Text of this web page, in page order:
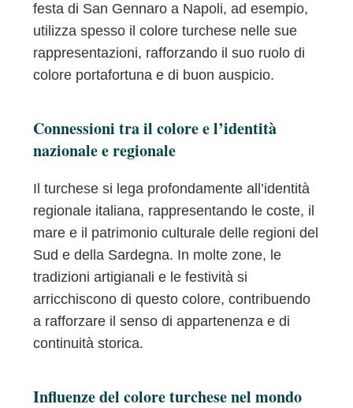
festa di San Gennaro a Napoli, ad esempio,
utilizza spesso il colore turchese nelle sue
rappresentazioni, rafforzando il suo ruolo di
colore portafortuna e di buon auspicio.
Connessioni tra il colore e l’identità
nazionale e regionale
Il turchese si lega profondamente all’identità
regionale italiana, rappresentando le coste, il
mare e il patrimonio culturale delle regioni del
Sud e della Sardegna. In molte zone, le
tradizioni artigianali e le festività si
arricchiscono di questo colore, contribuendo
a rafforzare il senso di appartenenza e di
continuità storica.
Influenze del colore turchese nel mondo